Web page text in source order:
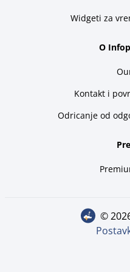
Widgeti za
O
Kontakt i
Odricanje od
©